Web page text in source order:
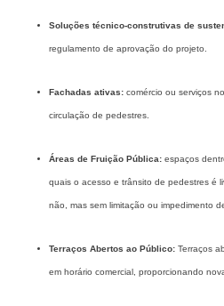
Soluções técnico-construtivas de
regulamento de aprovação do projeto.
Fachadas ativas:comércio ou serviços
circulação de pedestres.
Áreas de Fruição Pública: espaços
quais o acesso e trânsito de pedestres é
não, mas sem limitação ou impedimento
Terraços Abertos ao Público:Terraços
em horário comercial, proporcionando